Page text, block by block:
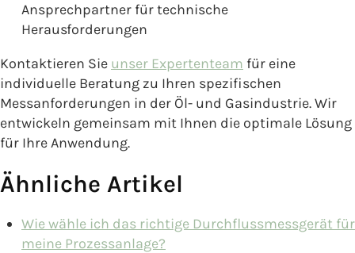
Ansprechpartner für technische
Herausforderungen
Kontaktieren Sie unser Expertenteam für eine
individuelle Beratung zu Ihren spezifischen
Messanforderungen in der Öl- und Gasindustrie. Wir
entwickeln gemeinsam mit Ihnen die optimale Lösung
für Ihre Anwendung.
Ähnliche Artikel
Wie wähle ich das richtige Durchflussmessgerät für
meine Prozessanlage?